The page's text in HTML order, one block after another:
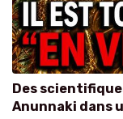
Des
Anunnaki dans